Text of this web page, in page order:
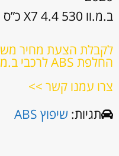
ב.מ.וו X7 4.4 530 כ”ס M50i שנות ייצור: 2020
לקבלת הצעת מחיר
החלפת ABS לרכבי ב.מ.וו X7
צרו עמנו קשר >>
תגיות: שיפוץ ABS